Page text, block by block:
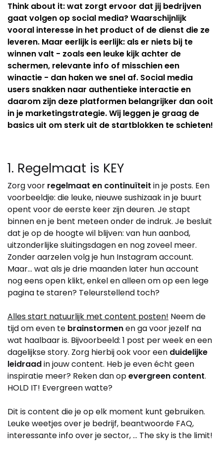
Think about it: wat zorgt ervoor dat jij bedrijven
gaat volgen op social media? Waarschijnlijk
vooral interesse in het product of de dienst die ze
leveren. Maar eerlijk is eerlijk: als er niets bij te
winnen valt - zoals een leuke kijk achter de
schermen, relevante info of misschien een
winactie - dan haken we snel af. Social media
users snakken naar authentieke interactie en
daarom zijn deze platformen belangrijker dan ooit
in je marketingstrategie. Wij leggen je graag de
basics uit om sterk uit de startblokken te schieten!
1. Regelmaat is KEY
Zorg voor regelmaat en continuïteit in je posts. Een
voorbeeldje: die leuke, nieuwe sushizaak in je buurt
opent voor de eerste keer zijn deuren. Je stapt
binnen en je bent meteen onder de indruk. Je besluit
dat je op de hoogte wil blijven: van hun aanbod,
uitzonderlijke sluitingsdagen en nog zoveel meer.
Zonder aarzelen volg je hun Instagram account.
Maar… wat als je drie maanden later hun account
nog eens open klikt, enkel en alleen om op een lege
pagina te staren? Teleurstellend toch?
Alles start natuurlijk met content posten! Neem de
tijd om even te brainstormenen ga voor jezelf na
wat haalbaar is. Bijvoorbeeld: 1 post per week en een
dagelijkse story. Zorg hierbij ook voor een duidelijke
leidraadin jouw content. Heb je even écht geen
inspiratie meer? Reken dan opevergreen content.
HOLD IT! Evergreen watte?
Dit is content die je op elk moment kunt gebruiken.
Leuke weetjes over je bedrijf, beantwoorde FAQ,
interessante info over je sector, … The sky is the limit!